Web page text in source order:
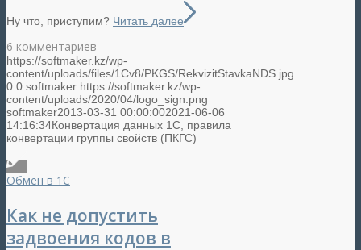
Ну что, приступим? Читать далее
6 комментариев
https://softmaker.kz/wp-
content/uploads/files/1Cv8/PKGS/RekvizitStavkaNDS.jpg
0 0 softmaker https://softmaker.kz/wp-
content/uploads/2020/04/logo_sign.png
softmaker2013-03-31 00:00:002021-06-06
14:16:34Конвертация данных 1C, правила
конвертации группы свойств (ПКГС)
Обмен в 1С
Как не допустить
задвоения кодов в